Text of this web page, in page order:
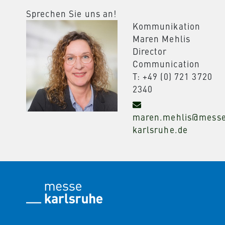
Sprechen Sie uns an!
Kommunikation
Maren Mehlis
Director
Communication
T: +49 (0) 721 3720
2340
karlsruhe.de